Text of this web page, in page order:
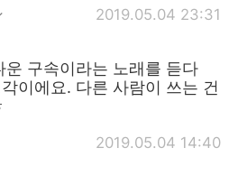
2019.05.04 23:31
운 구속이라는 노래를 듣다
이에요. 다른 사람이 쓰는 건
2019.05.04 14:40